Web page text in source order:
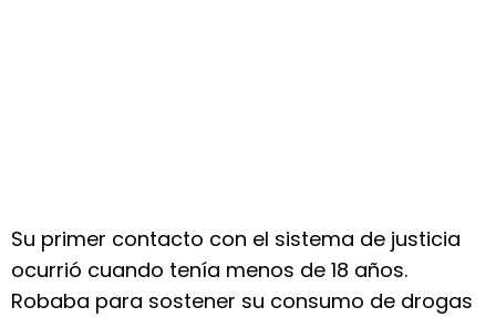
Su primer contacto con el sistema de justicia
ocurrió cuando tenía menos de 18 años.
Robaba para sostener su consumo de drogas